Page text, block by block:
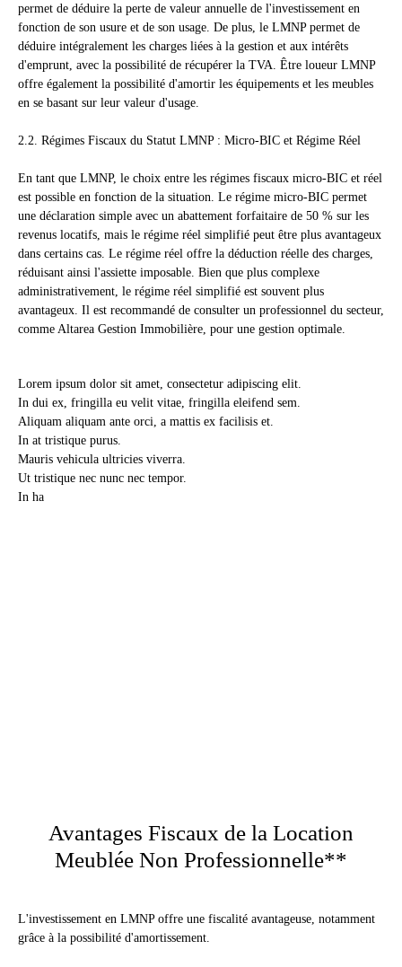
permet de déduire la perte de valeur annuelle de l'investissement en
fonction de son usure et de son usage. De plus, le LMNP permet de
déduire intégralement les charges liées à la gestion et aux intérêts
d'emprunt, avec la possibilité de récupérer la TVA. Être loueur LMNP
offre également la possibilité d'amortir les équipements et les meubles
en se basant sur leur valeur d'usage.
2.2. Régimes Fiscaux du Statut LMNP : Micro-BIC et Régime Réel
En tant que LMNP, le choix entre les régimes fiscaux micro-BIC et réel
est possible en fonction de la situation. Le régime micro-BIC permet
une déclaration simple avec un abattement forfaitaire de 50 % sur les
revenus locatifs, mais le régime réel simplifié peut être plus avantageux
dans certains cas. Le régime réel offre la déduction réelle des charges,
réduisant ainsi l'assiette imposable. Bien que plus complexe
administrativement, le régime réel simplifié est souvent plus
avantageux. Il est recommandé de consulter un professionnel du secteur,
comme Altarea Gestion Immobilière, pour une gestion optimale.
Lorem ipsum dolor sit amet, consectetur adipiscing elit.
In dui ex, fringilla eu velit vitae, fringilla eleifend sem.
Aliquam aliquam ante orci, a mattis ex facilisis et.
In at tristique purus.
Mauris vehicula ultricies viverra.
Ut tristique nec nunc nec tempor.
In ha
Avantages Fiscaux de la Location
Meublée Non Professionnelle**
L'investissement en LMNP offre une fiscalité avantageuse, notamment
grâce à la possibilité d'amortissement.